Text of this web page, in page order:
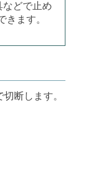
などで止め
きます。
断します。